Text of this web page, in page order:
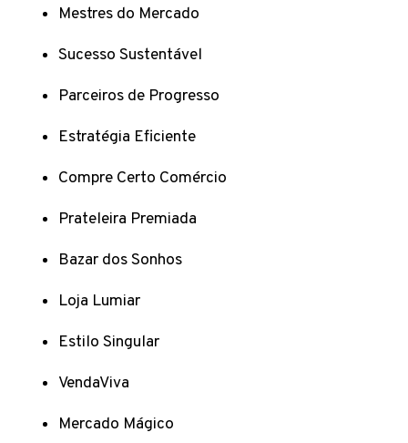
Mestres do Mercado
Sucesso Sustentável
Parceiros de Progresso
Estratégia Eficiente
Compre Certo Comércio
Prateleira Premiada
Bazar dos Sonhos
Loja Lumiar
Estilo Singular
VendaViva
Mercado Mágico